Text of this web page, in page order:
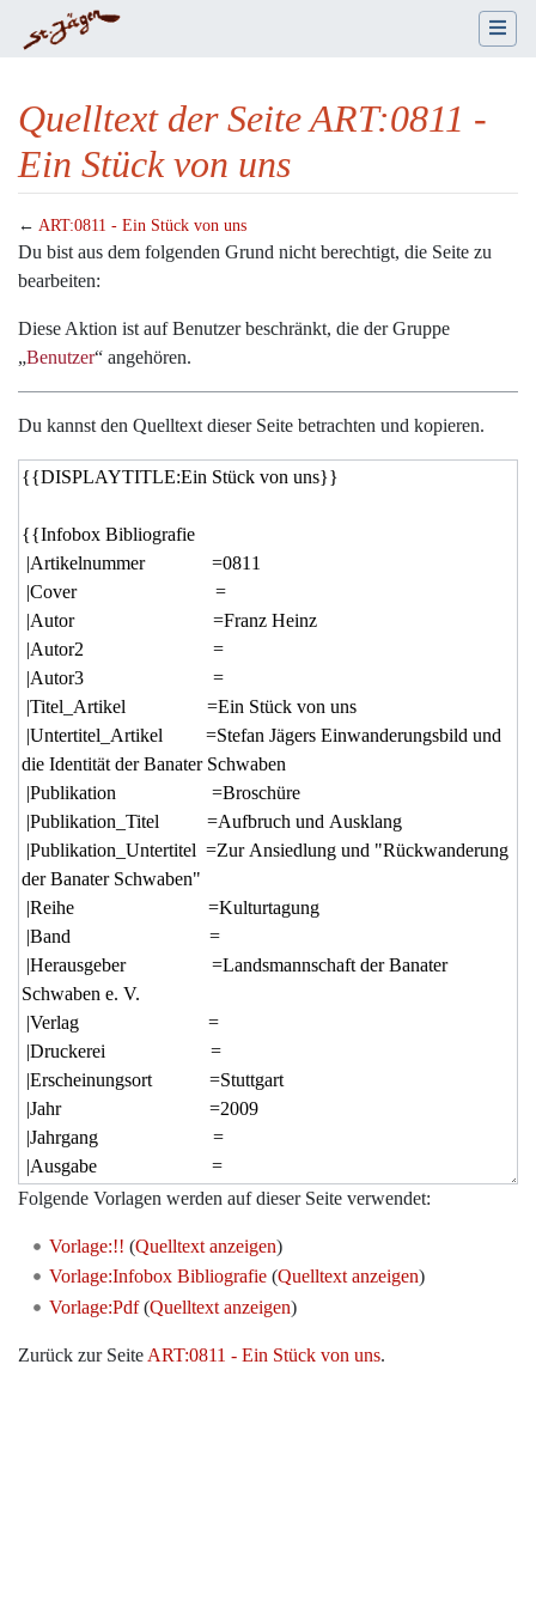
Quelltext der Seite ART:0811 -
Ein Stück von uns
← ART:0811 - Ein Stück von uns
Wechseln zu:Navigation,Suche
Du bist aus dem folgenden Grund nicht berechtigt, die Seite zu
bearbeiten:
Diese Aktion ist auf Benutzer beschränkt, die der Gruppe
„Benutzer“ angehören.
Du kannst den Quelltext dieser Seite betrachten und kopieren.
Folgende Vorlagen werden auf dieser Seite verwendet:
Vorlage:!! (Quelltext anzeigen)
Vorlage:Infobox Bibliografie(Quelltext anzeigen)
Vorlage:Pdf(Quelltext anzeigen)
Zurück zur Seite ART:0811 - Ein Stück von uns.